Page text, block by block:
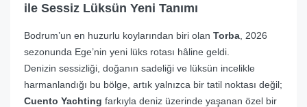
ile Sessiz Lüksün Yeni Tanımı
Bodrum’un en huzurlu koylarından biri olan Torba , 2026
sezonunda Ege’nin yeni lüks rotası hâline geldi.
Denizin sessizliği, doğanın sadeliği ve lüksün incelikle
harmanlandığı bu bölge, artık yalnızca bir tatil noktası değil;
Cuento Yachting farkıyla deniz üzerinde yaşanan özel bir